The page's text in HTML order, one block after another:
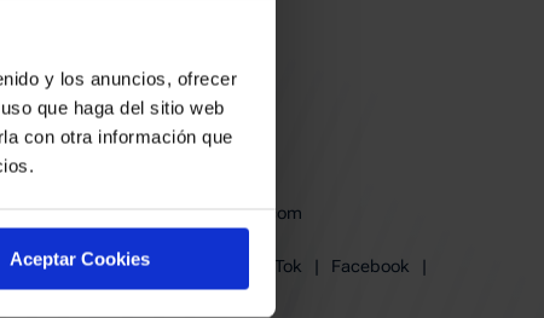
y los anuncios, ofrecer
que haga del sitio web
con otra información que
Aceptar Cookies
baskonia@baskonia.com
Instagram
TikTok | Facebook
|
Youtube
| Linkedin